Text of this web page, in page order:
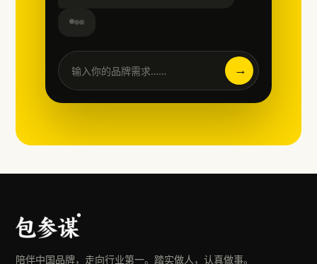
输入你的品牌需求…… →
陪伴中国品牌，走向行业第一。踏实做人，认真做事。